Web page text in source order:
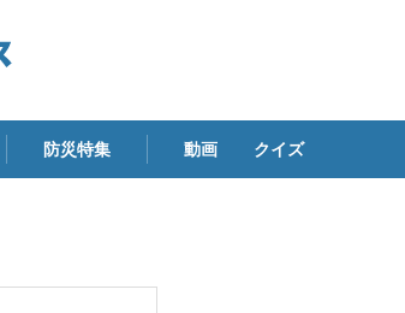
防災特集 動画 クイズ